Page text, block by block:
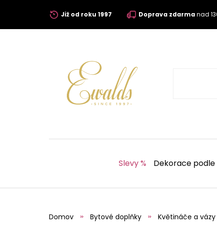
Již od roku 1997 Doprava zdarmanad
Slevy % Dekorace podle
Domov Bytové doplňky Květináče a vázy